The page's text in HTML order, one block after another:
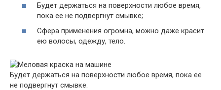
Будет держаться на поверхности любое время,
пока ее не подвергнут смывке;
Сфера применения огромна, можно даже красит
ею волосы, одежду, тело.
Будет держаться на поверхности любое время, пока ее
не подвергнут смывке.